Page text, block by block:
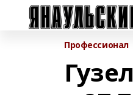
Профессионал